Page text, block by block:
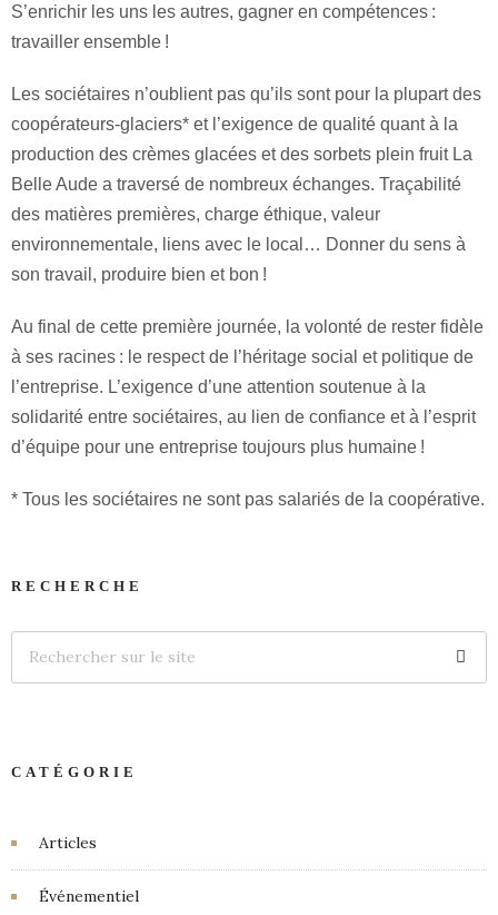
S’enrichir les uns les autres, gagner en compétences :
travailler ensemble !
Les sociétaires n’oublient pas qu’ils sont pour la plupart des
coopérateurs-glaciers* et l’exigence de qualité quant à la
production des crèmes glacées et des sorbets plein fruit La
Belle Aude a traversé de nombreux échanges. Traçabilité
des matières premières, charge éthique, valeur
environnementale, liens avec le local… Donner du sens à
son travail, produire bien et bon !
Au final de cette première journée, la volonté de rester fidèle
à ses racines : le respect de l’héritage social et politique de
l’entreprise. L’exigence d’une attention soutenue à la
solidarité entre sociétaires, au lien de confiance et à l’esprit
d’équipe pour une entreprise toujours plus humaine !
* Tous les sociétaires ne sont pas salariés de la coopérative.
RECHERCHE
CATÉGORIE
Articles
Événementiel